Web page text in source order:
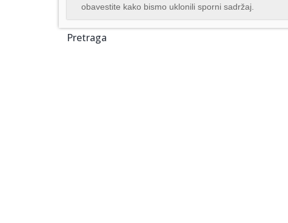
obavestite kako bismo uklonili sporni sadržaj.
Pretraga